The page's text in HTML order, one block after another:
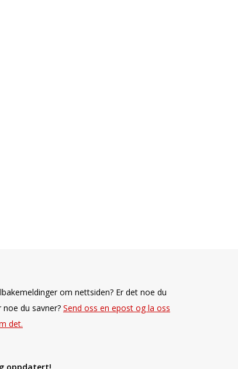
om nettsiden? Er det noe du
noe du savner? Send oss en epost og la oss
det.